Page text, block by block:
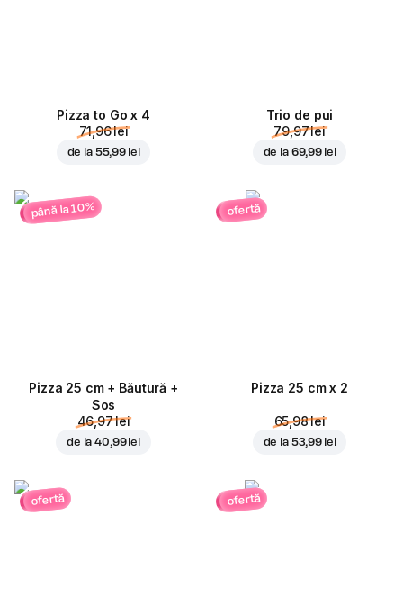
Pizza to Go x 4
71,96 lei
de la 55,99 lei
Trio de pui
79,97 lei
de la 69,99 lei
până la 10%
Pizza 25 cm + Băutură +
Sos
46,97 lei
de la40,99 lei
ofertă
Pizza 25 cm x 2
65,98 lei
de la 53,99 lei
ofertă ofertă